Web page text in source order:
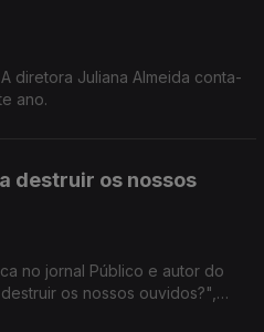
diretora Juliana Almeida conta-
ano.
destruir os nossos
no jornal Público e autor do
os nossos ouvidos?",